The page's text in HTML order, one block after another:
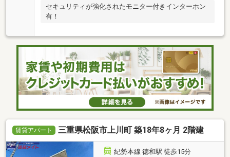
セキュリティが強化されたモニター付きインターホン
有！
賃貸アパート 三重県松阪市上川町 築18年8ヶ月 2階建
紀勢本線 徳和駅 徒歩15分